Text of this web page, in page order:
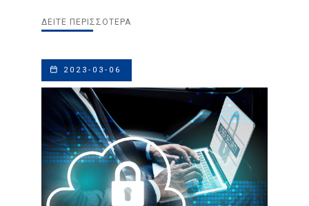
ΔΕΊΤΕ ΠΕΡΙΣΣΌΤΕΡΑ
2023-03-06